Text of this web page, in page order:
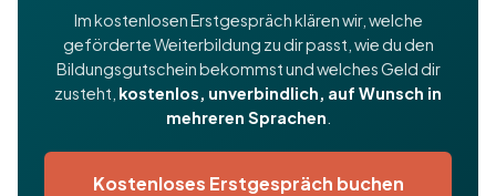
Im kostenlosen Erstgespräch klären wir, welche
geförderte Weiterbildung zu dir passt, wie du den
Bildungsgutschein bekommst und welches Geld dir
zusteht, kostenlos, unverbindlich, auf Wunsch in
mehreren Sprachen
Kostenloses Erstgespräch buchen